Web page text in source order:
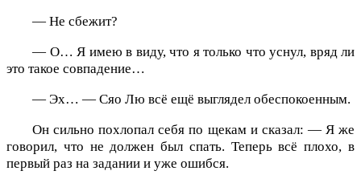
— Не сбежит?
— О… Я имею в виду, что я только что уснул, вряд ли
это такое совпадение…
— Эх… — Сяо Лю всё ещё выглядел обеспокоенным.
Он сильно похлопал себя по щекам и сказал: — Я же
говорил, что не должен был спать. Теперь всё плохо, в
первый раз на задании и уже ошибся.